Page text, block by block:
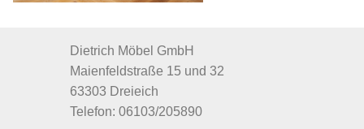
Dietrich Möbel GmbH
Maienfeldstraße 15 und 32
63303 Dreieich
Telefon: 06103/205890